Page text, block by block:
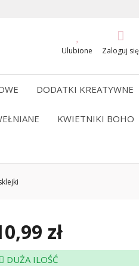
Ulubione Zaloguj się
DODATKI KREATYWNE
KWIETNIKI BOHO
zł
DUŻA ILOŚĆ